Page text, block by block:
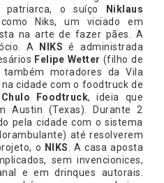
patriarca, o suíço Niklaus
Niks, um viciado em
na arte de fazer pães. A
A
NIKSé administrada
Felipe Wetter (filho de
também moradores da Vila
cidade com o foodtruck de
Foodtruck, ideia que
Austin (Texas). Durante 2
pela cidade com o sistema
até resolverem
o NIKS. A casa aposta
sem invencionices,
e em drinques autorais.